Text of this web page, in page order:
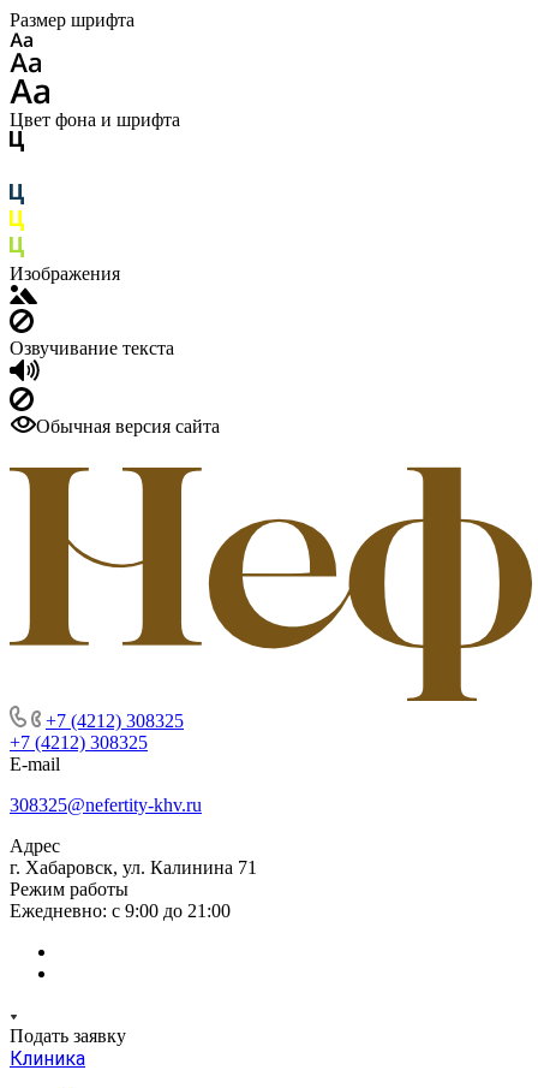
Размер шрифта
Цвет фона и шрифта
Изображения
Озвучивание текста
Обычная версия сайта
+7 (4212) 308325
+7 (4212) 308325
E-mail
308325@nefertity-khv.ru
Адрес
г. Хабаровск, ул. Калинина 71
Режим работы
Ежедневно: с 9:00 до 21:00
Подать заявку
Клиника